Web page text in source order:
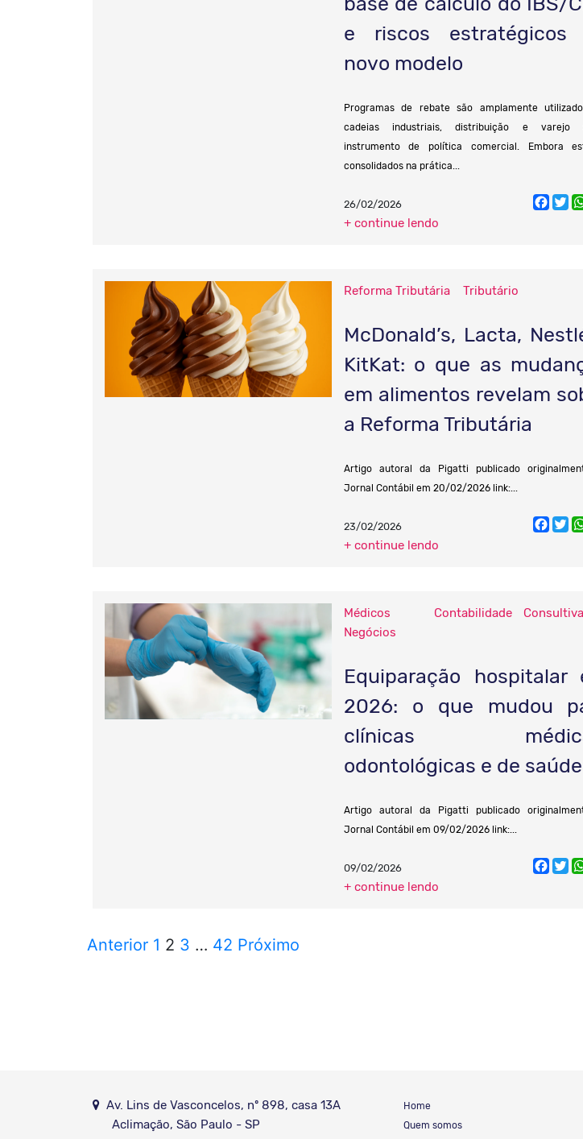
e riscos estratégicos
novo modelo
Programas de rebate são amplamente
cadeias industriais, distribuição e varejo
instrumento de política comercial. Embora
consolidados na prática...
26/02/2026
+ continue lendo
Reforma Tributária Tributário
McDonald’s, Lacta,
KitKat: o que as
em alimentos revelam
a Reforma Tributária
Artigo autoral da Pigatti publicado
Jornal Contábil em 20/02/2026 link:...
23/02/2026
+ continue lendo
Médicos
Contabilidade Consultiva
Negócios
Equiparação hospitalar
2026: o que mudou
clínicas
odontológicas e de saúde
Artigo autoral da Pigatti publicado
Jornal Contábil em 09/02/2026 link:...
09/02/2026
+ continue lendo
Anterior 1 2 3 … 42 Próximo
Av. Lins de Vasconcelos, nº 898, casa 13A
Aclimação, São Paulo - SP
Home
Quem somos